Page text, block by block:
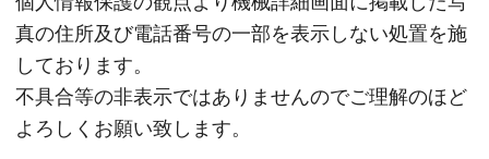
真の住所及び電話番号の一部を表示しない処置を施
しております。
不具合等の非表示ではありませんのでご理解のほど
よろしくお願い致します。